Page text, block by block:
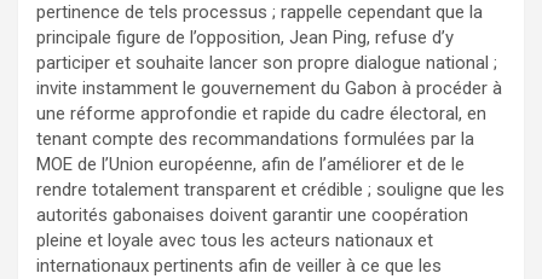
pertinence de tels processus ; rappelle cependant que la
principale figure de l’opposition, Jean Ping, refuse d’y
participer et souhaite lancer son propre dialogue national ;
invite instamment le gouvernement du Gabon à procéder à
une réforme approfondie et rapide du cadre électoral, en
tenant compte des recommandations formulées par la
MOE de l’Union européenne, afin de l’améliorer et de le
rendre totalement transparent et crédible ; souligne que les
autorités gabonaises doivent garantir une coopération
pleine et loyale avec tous les acteurs nationaux et
internationaux pertinents afin de veiller à ce que les